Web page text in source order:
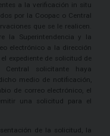
a la verificación in situ
por la Coopac o Central
que se le realicen.
la Superintendencia y la
electrónico a la dirección
expediente de solicitud de
solicitante haya
medio de notificación,
de correo electrónico, el
una solicitud para el
de la solicitud, la